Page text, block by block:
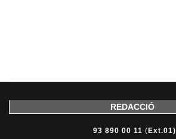
REDACCIÓ
93 890 00 11 ( Ext.01)